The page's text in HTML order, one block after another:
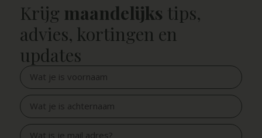
Krijg maandelijks tips,
advies, kortingen en
updates